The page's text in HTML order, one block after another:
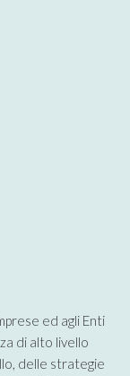
ed agli Enti
di alto livello
delle strategie